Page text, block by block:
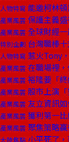
人物特寫 能邀柯林
產業風雲 保護主義
產業風雲 全球財經
特別企劃 台灣職棒
人物特寫 惹火Tony
產業風雲 在職場裡
產業風雲 裕隆要「
產業風雲 股市上演
產業風雲 友立資訊
產業風雲 獲利第一
產業風雲 聚焦策略
大陸焦點 小平死了